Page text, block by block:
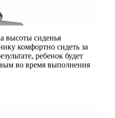
высоты сиденья
комфортно сидеть за
ребенок будет
во время выполнения